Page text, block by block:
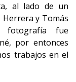
al lado de un
Herrera y Tomás
fotografía fue
por entonces
trabajos en el